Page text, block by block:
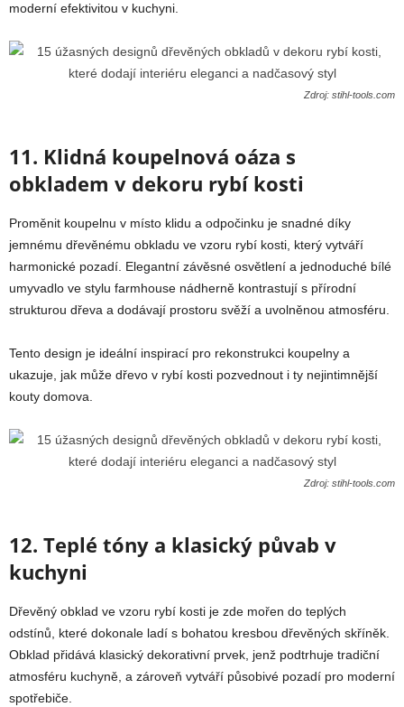
moderní efektivitou v kuchyni.
Zdroj: stihl-tools.com
11. Klidná koupelnová oáza s
obkladem v dekoru rybí kosti
Proměnit koupelnu v místo klidu a odpočinku je snadné díky
jemnému dřevěnému obkladu ve vzoru rybí kosti, který vytváří
harmonické pozadí. Elegantní závěsné osvětlení a jednoduché bílé
umyvadlo ve stylu farmhouse nádherně kontrastují s přírodní
strukturou dřeva a dodávají prostoru svěží a uvolněnou atmosféru.
Tento design je ideální inspirací pro rekonstrukci koupelny a
ukazuje, jak může dřevo v rybí kosti pozvednout i ty nejintimnější
kouty domova.
Zdroj: stihl-tools.com
12. Teplé tóny a klasický půvab v
kuchyni
Dřevěný obklad ve vzoru rybí kosti je zde mořen do teplých
odstínů, které dokonale ladí s bohatou kresbou dřevěných skříněk.
Obklad přidává klasický dekorativní prvek, jenž podtrhuje tradiční
atmosféru kuchyně, a zároveň vytváří působivé pozadí pro moderní
spotřebiče.